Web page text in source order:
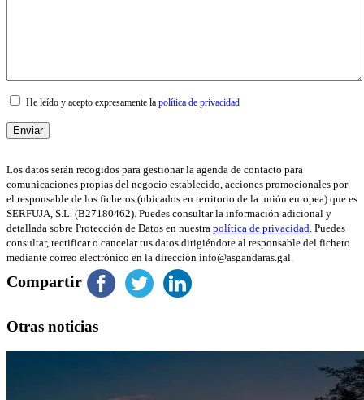
He leído y acepto expresamente la política de privacidad
Los datos serán recogidos para gestionar la agenda de contacto para
comunicaciones propias del negocio establecido, acciones promocionales por
el responsable de los ficheros (ubicados en territorio de la unión europea) que es
SERFUJA, S.L. (B27180462). Puedes consultar la información adicional y
detallada sobre Protección de Datos en nuestra política de privacidad. Puedes
consultar, rectificar o cancelar tus datos dirigiéndote al responsable del fichero
mediante correo electrónico en la dirección info@asgandaras.gal.
Compartir
Otras noticias